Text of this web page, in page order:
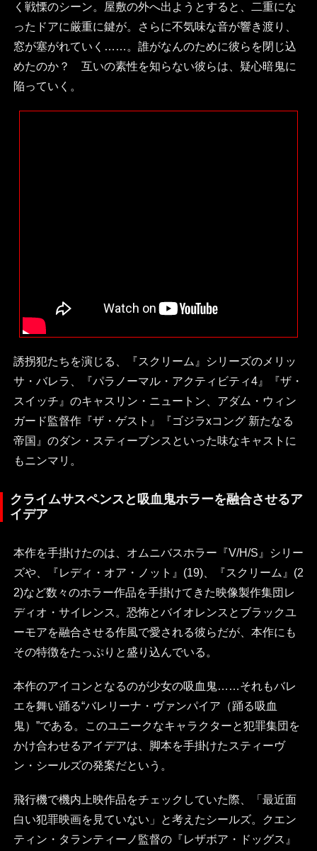
く戦慄のシーン。屋敷の外へ出ようとすると、二重にな
ったドアに厳重に鍵が。さらに不気味な音が響き渡り、
窓が塞がれていく……。誰がなんのために彼らを閉じ込
めたのか？ 互いの素性を知らない彼らは、疑心暗鬼に
陥っていく。
誘拐犯たちを演じる、『スクリーム』シリーズのメリッ
サ・バレラ、『パラノーマル・アクティビティ4』『ザ・
スイッチ』のキャスリン・ニュートン、アダム・ウィン
ガード監督作『ザ・ゲスト』『ゴジラxコング 新たなる
帝国』のダン・スティーブンスといった味なキャストに
もニンマリ。
クライムサスペンスと吸血鬼ホラーを融合させるア
イデア
本作を手掛けたのは、オムニバスホラー『V/H/S』シリー
ズや、『レディ・オア・ノット』(19)、『スクリーム』(2
2)など数々のホラー作品を手掛けてきた映像製作集団レ
ディオ・サイレンス。恐怖とバイオレンスとブラックユ
ーモアを融合させる作風で愛される彼らだが、本作にも
その特徴をたっぷりと盛り込んでいる。
本作のアイコンとなるのが少女の吸血鬼……それもバレ
エを舞い踊る“バレリーナ・ヴァンパイア（踊る吸血
鬼）”である。このユニークなキャラクターと犯罪集団を
かけ合わせるアイデアは、脚本を手掛けたスティーヴ
ン・シールズの発案だという。
飛行機で機内上映作品をチェックしていた際、「最近面
白い犯罪映画を見ていない」と考えたシールズ。クエン
ティン・タランティーノ監督の『レザボア・ドッグス』